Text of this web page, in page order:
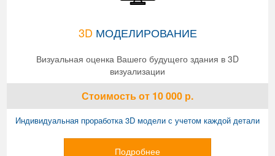
3D МОДЕЛИРОВАНИЕ
Визуальная оценка Вашего будущего здания в 3D
визуализации
Стоимостьот 10 000 р.
Индивидуальная проработка 3D модели с учетом каждой детали
Подробнее